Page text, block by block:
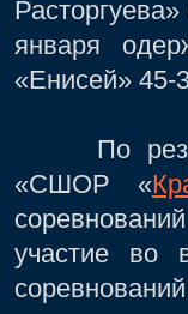
января
«Енисей»
По
«СШОР «
участие во